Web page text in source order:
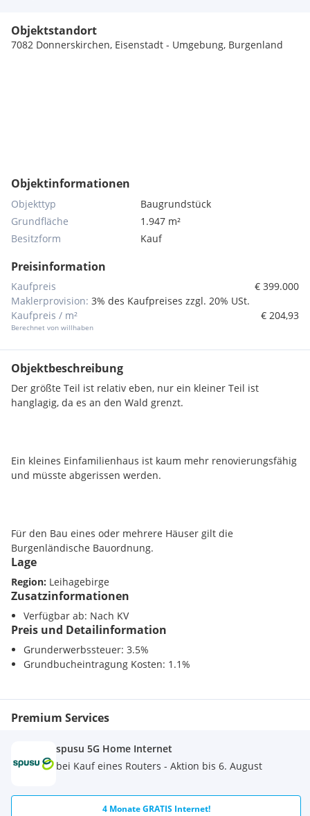
Objektstandort
7082 Donnerskirchen, Eisenstadt - Umgebung, Burgenland
Objektinformationen
Objekttyp
Baugrundstück
Grundfläche
1.947 m²
Besitzform
Kauf
Preisinformation
Kaufpreis
€ 399.000
Maklerprovision: 3% des Kaufpreises zzgl. 20% USt.
Kaufpreis / m²
Berechnet von willhaben
€ 204,93
Objektbeschreibung
Der größte Teil ist relativ eben, nur ein kleiner Teil ist
hanglagig, da es an den Wald grenzt.
Ein kleines Einfamilienhaus ist kaum mehr renovierungsfähig
und müsste abgerissen werden.
Für den Bau eines oder mehrere Häuser gilt die
Burgenländische Bauordnung.
Auf dem Grundstück gibt es Obstbäume wie Apfel, Birne und
Lage
Region: Leihagebirge
Zusatzinformationen
Verfügbar ab: Nach KV
Preis und Detailinformation
Grunderwerbssteuer: 3.5%
Grundbucheintragung Kosten: 1.1%
Premium Services
spusu 5G Home Internet
bei Kauf eines Routers - Aktion bis 6. August
4 Monate GRATIS Internet!